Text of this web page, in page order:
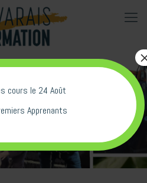
cours le 24 Août
Apprenants